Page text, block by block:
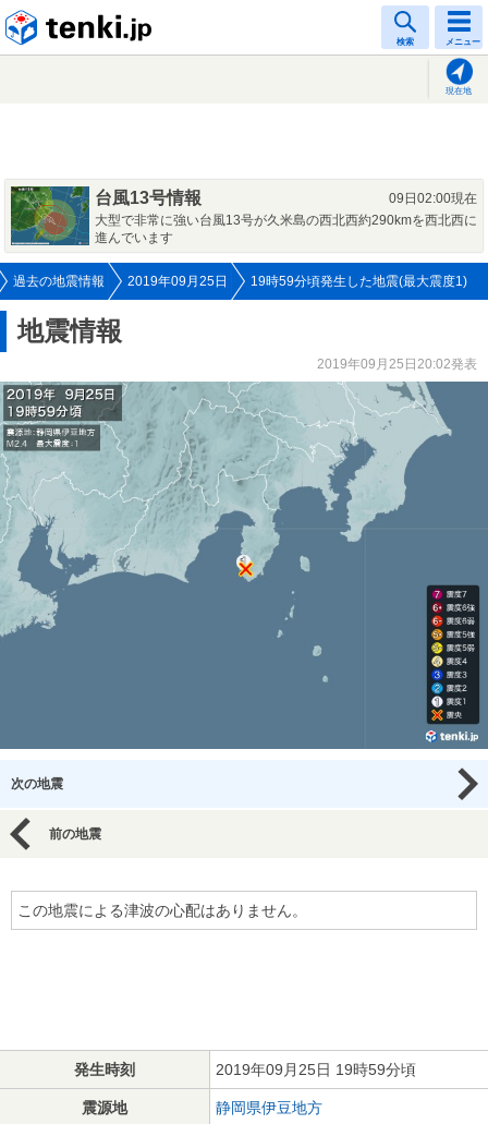
検索 メニュー
現在地
台風13号情報
09日02:00現在
大型で非常に強い台風13号が久米島の西北西約290kmを西北西に
進んでいます
過去の地震情報 2019年09月25日 19時59分頃発生した地震(最大震度1)
地震情報
2019年09月25日20:02発表
次の地震
前の地震
この地震による津波の心配はありません。
発生時刻 2019年09月25日 19時59分頃
震源地 静岡県伊豆地方